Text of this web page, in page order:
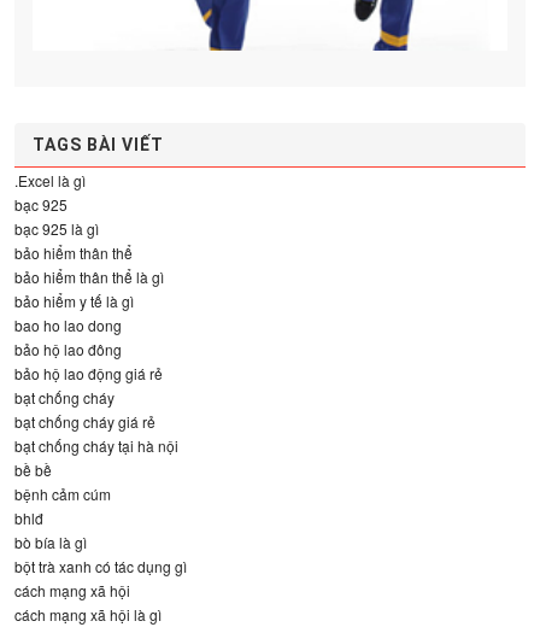
TAGS BÀI VIẾT
.Excel là gì
bạc 925
bạc 925 là gì
bảo hiểm thân thể
bảo hiểm thân thể là gì
bảo hiểm y tế là gì
bao ho lao dong
bảo hộ lao đông
bảo hộ lao động giá rẻ
bạt chống cháy
bạt chống cháy giá rẻ
bạt chống cháy tại hà nội
bề bề
bệnh cảm cúm
bhlđ
bò bía là gì
bột trà xanh có tác dụng gì
cách mạng xã hội
cách mạng xã hội là gì